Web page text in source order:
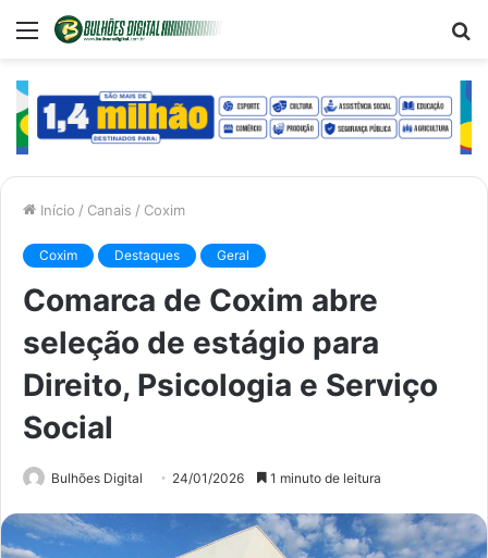
Menu
Início / Canais / Coxim
Coxim Destaques Geral
Comarca de Coxim abre
seleção de estágio para
Direito, Psicologia e Serviço
Social
Bulhões Digital 24/01/2026 1 minuto de leitura